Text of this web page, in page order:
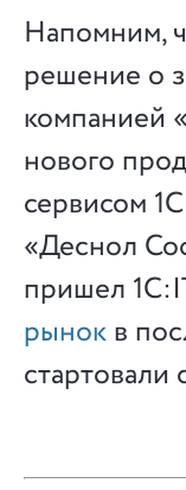
Напомним,
решение о
компанией
нового
сервисом
«Деснол
пришел
рынокв
стартовали